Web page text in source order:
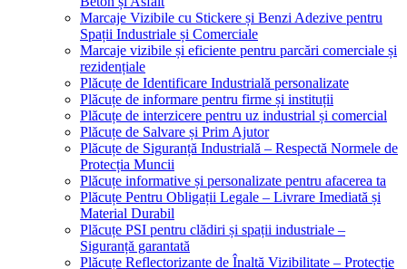
Marcaje Vizibile cu Stickere și Benzi Adezive pentru
Spații Industriale și Comerciale
Marcaje vizibile și eficiente pentru parcări comerciale și
rezidențiale
Plăcuțe de Identificare Industrială personalizate
Plăcuțe de informare pentru firme și instituții
Plăcuțe de interzicere pentru uz industrial și comercial
Plăcuțe de Salvare și Prim Ajutor
Plăcuțe de Siguranță Industrială – Respectă Normele de
Protecția Muncii
Plăcuțe informative și personalizate pentru afacerea ta
Plăcuțe Pentru Obligații Legale – Livrare Imediată și
Material Durabil
Plăcuțe PSI pentru clădiri și spații industriale –
Siguranță garantată
Plăcuțe Reflectorizante de Înaltă Vizibilitate – Protecție